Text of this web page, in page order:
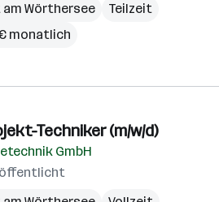
Wörthersee
Teilzeit
€ monatlich
Techniker (m/w/d)
GmbH